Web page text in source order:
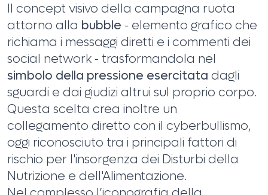
Il concept visivo della campagna ruota
attorno alla bubble - elemento grafico che
richiama i messaggi diretti e i commenti dei
social network - trasformandola nel
simbolo della pressione esercitata dagli
sguardi e dai giudizi altrui sul proprio corpo.
Questa scelta crea inoltre un
collegamento diretto con il cyberbullismo,
oggi riconosciuto tra i principali fattori di
rischio per l'insorgenza dei Disturbi della
Nutrizione e dell'Alimentazione.